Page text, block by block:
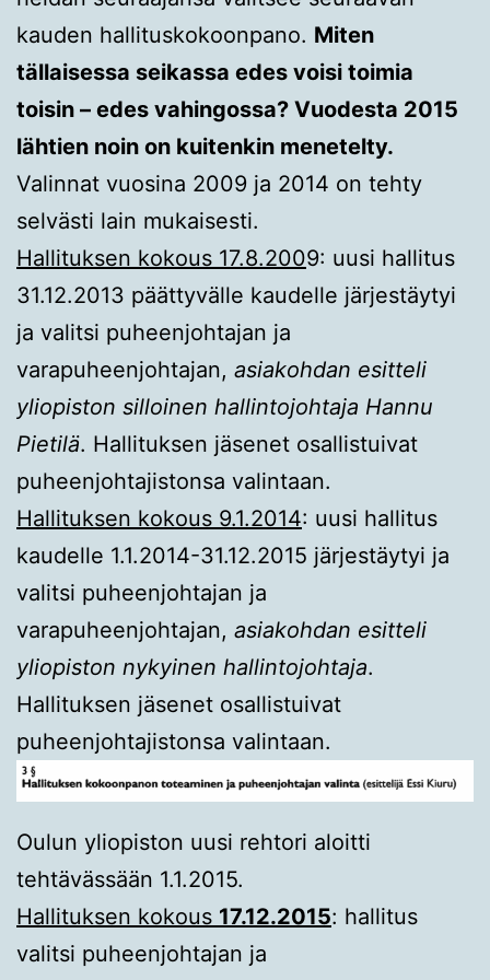
kauden hallituskokoonpano. Miten
tällaisessa seikassa edes voisi toimia
toisin – edes vahingossa? Vuodesta 2015
lähtien noin on kuitenkin menetelty.
Valinnat vuosina 2009 ja 2014 on tehty
selvästi lain mukaisesti.
Hallituksen kokous 17.8.2009: uusi hallitus
31.12.2013 päättyvälle kaudelle järjestäytyi
ja valitsi puheenjohtajan ja
varapuheenjohtajan, asiakohdan esitteli
yliopiston silloinen hallintojohtaja Hannu
Pietilä. Hallituksen jäsenet osallistuivat
puheenjohtajistonsa valintaan.
Hallituksen kokous 9.1.2014: uusi hallitus
kaudelle 1.1.2014-31.12.2015 järjestäytyi ja
valitsi puheenjohtajan ja
varapuheenjohtajan, asiakohdan esitteli
yliopiston nykyinen hallintojohtaja.
Hallituksen jäsenet osallistuivat
puheenjohtajistonsa valintaan.
Oulun yliopiston uusi rehtori aloitti
tehtävässään 1.1.2015.
Hallituksen kokous 17.12.2015: hallitus
valitsi puheenjohtajan ja